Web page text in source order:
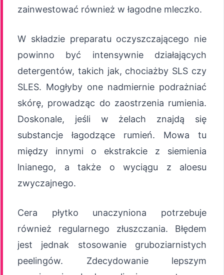
zainwestować również w łagodne mleczko.
W składzie preparatu oczyszczającego nie
powinno być intensywnie działających
detergentów, takich jak, chociażby SLS czy
SLES. Mogłyby one nadmiernie podrażniać
skórę, prowadząc do zaostrzenia rumienia.
Doskonale, jeśli w żelach znajdą się
substancje łagodzące rumień. Mowa tu
między innymi o ekstrakcie z siemienia
lnianego, a także o wyciągu z aloesu
zwyczajnego.
Cera płytko unaczyniona potrzebuje
również regularnego złuszczania. Błędem
jest jednak stosowanie gruboziarnistych
peelingów. Zdecydowanie lepszym